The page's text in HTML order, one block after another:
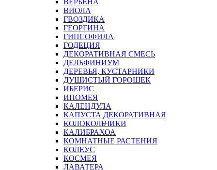
ВЕРБЕНА
ВИОЛА
ГВОЗДИКА
ГЕОРГИНА
ГИПСОФИЛА
ГОДЕЦИЯ
ДЕКОРАТИВНАЯ СМЕСЬ
ДЕЛЬФИНИУМ
ДЕРЕВЬЯ, КУСТАРНИКИ
ДУШИСТЫЙ ГОРОШЕК
ИБЕРИС
ИПОМЕЯ
КАЛЕНДУЛА
КАПУСТА ДЕКОРАТИВНАЯ
КОЛОКОЛЬЧИКИ
КАЛИБРАХОА
КОМНАТНЫЕ РАСТЕНИЯ
КОЛЕУС
КОСМЕЯ
ЛАВАТЕРА